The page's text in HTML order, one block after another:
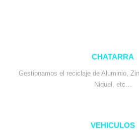
CHATARRA
Gestionamos el reciclaje de Aluminio,
Niquel, etc…
VEHICULOS